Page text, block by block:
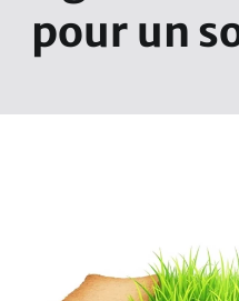
pour un